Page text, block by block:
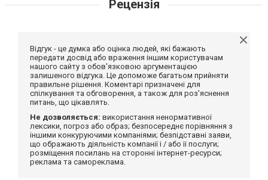
Рецензія
Відгук - це думка або оцінка людей, які бажають
передати досвід або враження іншим користувачам
нашого сайту з обов'язковою аргументацією
залишеного відгука. Це допоможе багатьом прийняти
правильне рішення. Коментарі призначені для
спілкування та обговорення, а також для роз'яснення
питань, що цікавлять.
Не дозволяється: використання ненормативної
лексики, погроз або образ; безпосереднє порівняння з
іншими конкуруючими компаніями; безпідставні заяви,
що ображають діяльність компанії і / або її послуги;
розміщення посилань на сторонні інтернет-ресурси;
реклама та самореклама.